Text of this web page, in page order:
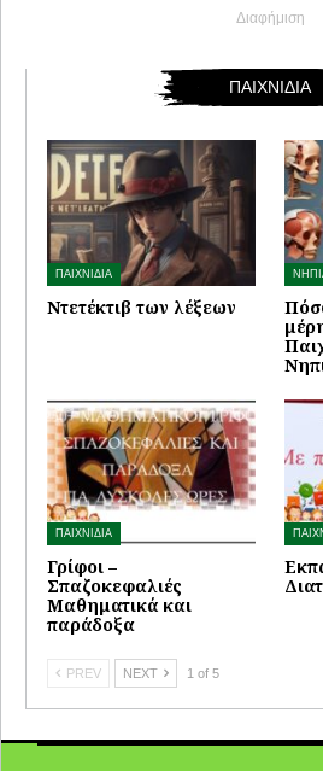
Διαφήμιση
ΠΑΙΧΝΙΔΙΑ
ΠΑΙΧΝΙΔΙΑ
Ντετέκτιβ των λέξεων
ΠΑΙΧΝΙΔΙΑ
Γρίφοι –
Σπαζοκεφαλιές
Μαθηματικά και
παράδοξα
PREV NEXT 1 of 5